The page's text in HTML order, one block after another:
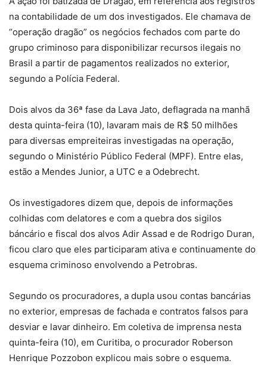
na contabilidade de um dos investigados. Ele chamava de
“operação dragão” os negócios fechados com parte do
grupo criminoso para disponibilizar recursos ilegais no
Brasil a partir de pagamentos realizados no exterior,
segundo a Polícia Federal.
Dois alvos da 36ª fase da Lava Jato, deflagrada na manhã
desta quinta-feira (10), lavaram mais de R$ 50 milhões
para diversas empreiteiras investigadas na operação,
segundo o Ministério Público Federal (MPF). Entre elas,
estão a Mendes Junior, a UTC e a Odebrecht.
Os investigadores dizem que, depois de informações
colhidas com delatores e com a quebra dos sigilos
báncário e fiscal dos alvos Adir Assad e de Rodrigo Duran,
ficou claro que eles participaram ativa e continuamente do
esquema criminoso envolvendo a Petrobras.
Segundo os procuradores, a dupla usou contas bancárias
no exterior, empresas de fachada e contratos falsos para
desviar e lavar dinheiro. Em coletiva de imprensa nesta
quinta-feira (10), em Curitiba, o procurador Roberson
Henrique Pozzobon explicou mais sobre o esquema.